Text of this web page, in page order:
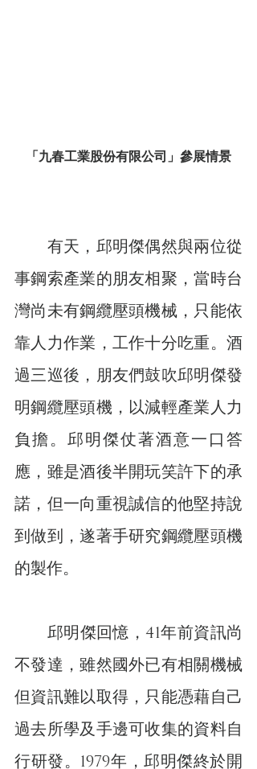
「九春工業股份有限公司」參展情景
有天，邱明傑偶然與兩位從
事鋼索產業的朋友相聚，當時台
灣尚未有鋼纜壓頭機械，只能依
靠人力作業，工作十分吃重。酒
過三巡後，朋友們鼓吹邱明傑發
明鋼纜壓頭機，以減輕產業人力
負擔。邱明傑仗著酒意一口答
應，雖是酒後半開玩笑許下的承
諾，但一向重視誠信的他堅持說
到做到，遂著手研究鋼纜壓頭機
的製作。
邱明傑回憶，41年前資訊尚
不發達，雖然國外已有相關機械
但資訊難以取得，只能憑藉自己
過去所學及手邊可收集的資料自
行研發。1979年，邱明傑終於開